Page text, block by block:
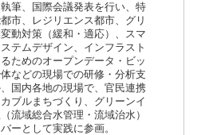
筆、国際会議発表を行い、特
市、レジリエンス都市、グリ
動対策（緩和・適応）、スマ
テムデザイン、インフラスト
ためのオープンデータ・ビッ
などの現場での研修・分析支
国内各地の現場で、官民連携
ブルまちづくり、グリーンイ
流域総合水管理・流域治水）
ーとして実践に参画。